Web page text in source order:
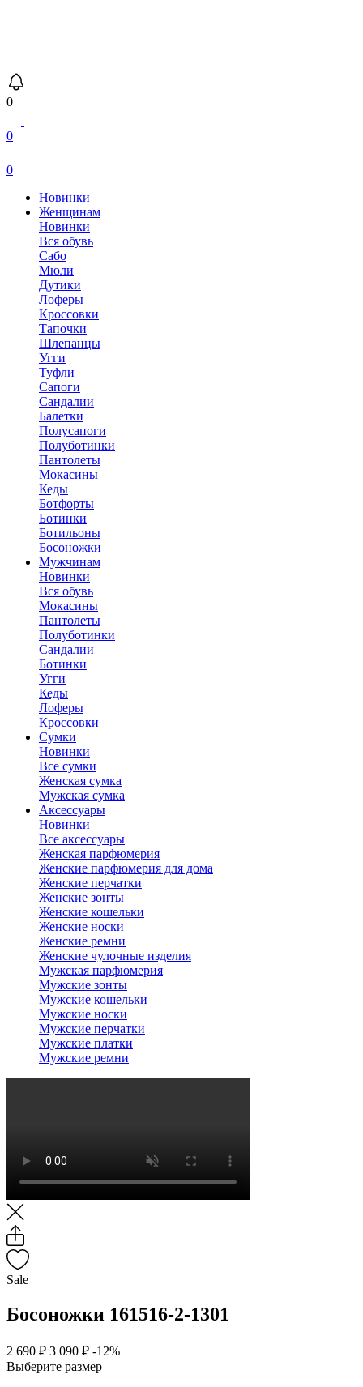
0
0
0
Новинки
Женщинам
Новинки
Вся обувь
Сабо
Мюли
Дутики
Лоферы
Кроссовки
Тапочки
Шлепанцы
Угги
Туфли
Сапоги
Сандалии
Балетки
Полусапоги
Полуботинки
Пантолеты
Мокасины
Кеды
Ботфорты
Ботинки
Ботильоны
Босоножки
Мужчинам
Новинки
Вся обувь
Мокасины
Пантолеты
Полуботинки
Сандалии
Ботинки
Угги
Кеды
Лоферы
Кроссовки
Сумки
Новинки
Все сумки
Женская сумка
Мужская сумка
Аксессуары
Новинки
Все аксессуары
Женская парфюмерия
Женские парфюмерия для дома
Женские перчатки
Женские зонты
Женские кошельки
Женские носки
Женские ремни
Женские чулочные изделия
Мужская парфюмерия
Мужские зонты
Мужские кошельки
Мужские носки
Мужские перчатки
Мужские платки
Мужские ремни
Sale
Босоножки 161516-2-1301
2 690 ₽ 3 090 ₽ -12%
Выберите размер